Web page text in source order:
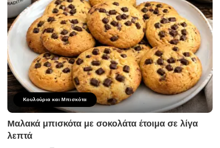
Κουλούρια και Μπισκότα
Μαλακά μπισκότα με σοκολάτα έτοιμα σε λίγα
λεπτά